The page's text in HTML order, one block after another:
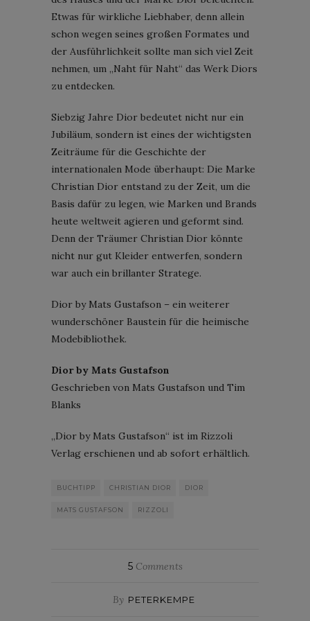
Etwas für wirkliche Liebhaber, denn allein
schon wegen seines großen Formates und
der Ausführlichkeit sollte man sich viel Zeit
nehmen, um „Naht für Naht“ das Werk Diors
zu entdecken.
Siebzig Jahre Dior bedeutet nicht nur ein
Jubiläum, sondern ist eines der wichtigsten
Zeiträume für die Geschichte der
internationalen Mode überhaupt: Die Marke
Christian Dior entstand zu der Zeit, um die
Basis dafür zu legen, wie Marken und Brands
heute weltweit agieren und geformt sind.
Denn der Träumer Christian Dior könnte
nicht nur gut Kleider entwerfen, sondern
war auch ein brillanter Stratege.
Dior by Mats Gustafson – ein weiterer
wunderschöner Baustein für die heimische
Modebibliothek.
Dior by Mats Gustafson
Geschrieben von Mats Gustafson und Tim
Blanks
„Dior by Mats Gustafson“ ist im Rizzoli
Verlag erschienen und ab sofort erhältlich.
BUCHTIPP CHRISTIAN DIOR DIOR
MATS GUSTAFSON RIZZOLI
5Comments
By PETERKEMPE